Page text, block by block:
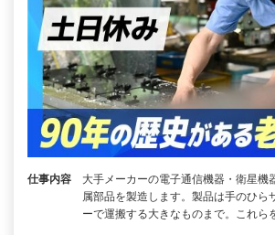
仕事内容
大手メーカーの電子通信機器・衛星機
属部品を製造します。製品は手のひら
ーで運搬する大きなものまで。これ